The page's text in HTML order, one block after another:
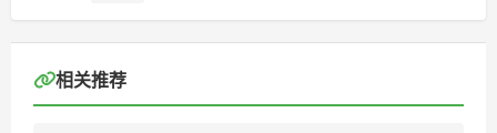
相关推荐